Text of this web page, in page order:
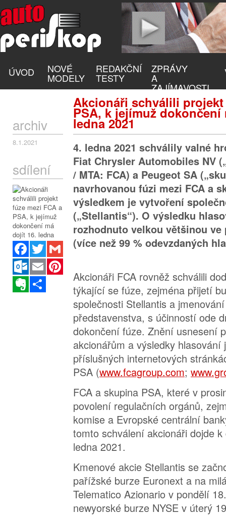
ÚVOD NOVÉ
MODELY
REDAKČNÍ
TESTY
ZPRÁVY
A
ZAJÍMAVOSTI
Akcionáři schválili projekt
PSA, k jejímuž dokončení
ledna 2021
archiv
8.1.2021
sdílení
Facebook
Twitter
Gmail
Outlook.com
Email
Evernote
4. ledna 2021 schválily valné
Fiat Chrysler Automobiles NV
/ MTA: FCA) a Peugeot SA
navrhovanou fúzi mezi FCA a
výsledkem je vytvoření
(„Stellantis“). O výsledku
rozhodnuto velkou většinou ve
(více než 99 % odevzdaných
Akcionáři FCA rovněž schválili
týkající se fúze, zejména přijetí
společnosti Stellantis a
představenstva, s účinností ode
dokončení fúze. Znění usnesení
akcionářům a výsledky hlasování
příslušných internetových
PSA (www.fcagroup.com;
FCA a skupina PSA, které v
povolení regulačních orgánů,
komise a Evropské centrální
tomto schválení akcionáři dojde
ledna 2021.
Kmenové akcie Stellantis se
pařížské burze Euronext a na
Telematico Azionario v pondělí
newyorské burze NYSE v úterý